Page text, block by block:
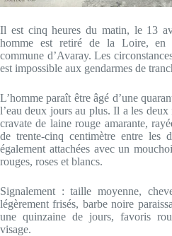
Il est cinq heures du matin, le 13
homme est retiré de la Loire, en
commune d’Avaray. Les
est impossible aux gendarmes de
L’homme paraît être âgé d’une
l’eau deux jours au plus. Il a les
cravate de laine rouge amarante,
de trente-cinq centimètre entre les
également attachées avec un
rouges, roses et blancs.
Signalement : taille moyenne,
légèrement frisés, barbe noire
une quinzaine de jours, favoris
visage.